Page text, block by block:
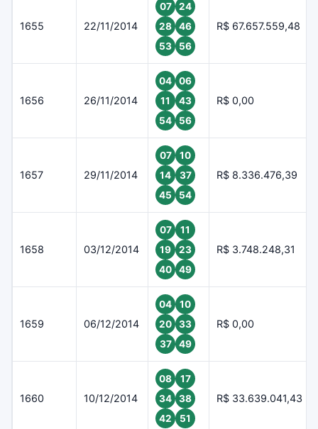
1655 22/11/2014
07
24
28
46
53
56
R$ 67.657.559,48
1656 26/11/2014
04
06
11
43
54
56
R$ 0,00
1657 29/11/2014
07
10
14
37
45
54
R$ 8.336.476,39
1658 03/12/2014
07
11
19
23
40
49
R$ 3.748.248,31
1659 06/12/2014
04
10
20
33
37
49
R$ 0,00
1660 10/12/2014
08
17
34
38
42
51
R$ 33.639.041,43